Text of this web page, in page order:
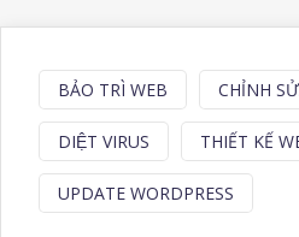
BẢO TRÌ WEB CHỈNH
DIỆT VIRUS THIẾT KẾ
UPDATE WORDPRESS